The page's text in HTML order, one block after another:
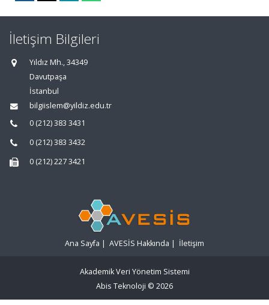
İletişim Bilgileri
Yıldız Mh., 34349
Davutpaşa
İstanbul
bilgiislem@yildiz.edu.tr
0 (212) 383 3431
0 (212) 383 3432
0 (212) 227 3421
Ana Sayfa | AVESİS Hakkında | İletişim
Akademik Veri Yönetim Sistemi
Abis Teknoloji © 2026